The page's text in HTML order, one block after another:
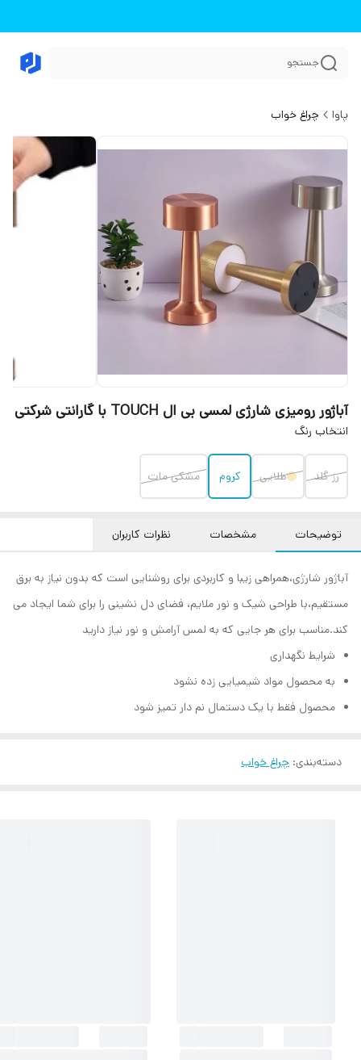
جستجو
پاوا چراغ خواب
آباژور رومیزی شارژی لمسی بی ال TOUCH با گارانتی شرکتی
انتخاب رنگ
رز گلد طلایی کروم مشکی مات
توضیحات مشخصات نظرات کاربران
آباژور شارژی،همراهی زیبا و کاربردی برای روشنایی است که بدون نیاز به برق
مستقیم،با طراحی شیک و نور ملایم، فضای دل نشینی را برای شما ایجاد می
کند.مناسب برای هر جایی که به لمس آرامش و نور نیاز دارید
شرایط نگهداری
به محصول مواد شیمیایی زده نشود
محصول فقط با یک دستمال نم دار تمیز شود
دسته‌بندی: چراغ خواب